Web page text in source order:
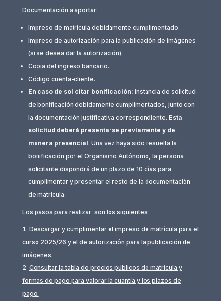
Documentación a aportar:
Impreso de matrícula debidamente cumplimentado.
Impreso de autorización para la publicación de imágenes
(si se desea dar la autorización).
Copia del ingreso bancario.
Código cuenta-cliente.
En caso de solicitar bonificación: instancia de solicitud
de bonificación debidamente cumplimentados, junto con
la documentación justificativa correspondiente. Esta
solicitud deberá presentarse previamente y de
manera presencial. Una vez haya sido resuelta la
bonificación por el Organismo Autónomo, la persona
solicitante dispondrá de un plazo de 10 días para
cumplimentar y presentar el resto de la documentación
de matrícula.
Los pasos para realizar son los siguientes:
Descargar y cumplimentar el impreso de matrícula para el
curso 2025/26 y el de autorización para la publicación de
imágenes.
Consultar la tabla de precios públicos de matrícula y
formas de pago para valorar la cuantía y los plazos de
pago.